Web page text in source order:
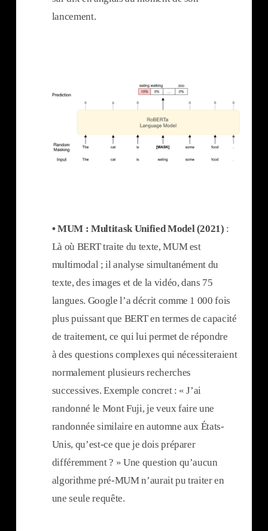
lancement.
• MUM : Multitask Unified Model (2021) :
Là où BERT traite du texte, MUM est
multimodal ; il analyse simultanément du
texte, des images et de la vidéo, dans 75
langues. Google l’a décrit comme 1 000 fois
plus puissant que BERT en termes de capacité
de traitement, ce qui lui permet de répondre
à des questions complexes qui nécessiteraient
normalement plusieurs recherches
successives. Exemple concret : « J’ai
randonné le Mont Fuji, je veux faire une
randonnée similaire en automne aux États-
Unis, qu’est-ce que je dois préparer
différemment ? » Une question qu’aucun
algorithme pré-MUM n’aurait pu traiter en
une seule requête.